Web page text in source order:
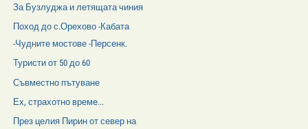
За Бузлуджа и летящата чиния
Поход до с.Орехово -Кабата
-Чудните мостове -Персенк.
Туристи от 50 до 60
Съвместно пътуване
Ех, страхотно време...
През целия Пирин от север на